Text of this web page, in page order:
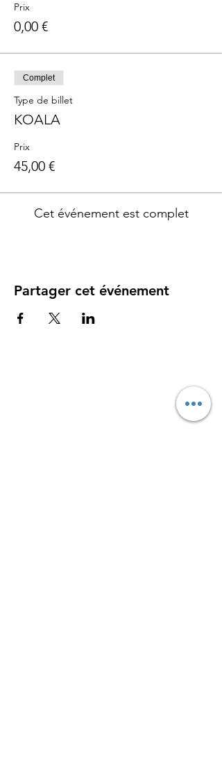
Prix
0,00 €
Complet
Type de billet
KOALA
Prix
45,00 €
Cet événement est complet
Partager cet événement